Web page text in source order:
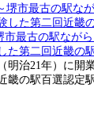
最古の駅なが
た第二回近畿の
明治21年）に開
畿の駅百選認定